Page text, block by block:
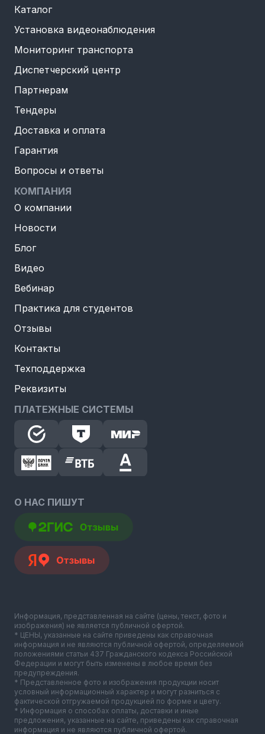
Каталог
Установка видеонаблюдения
Мониторинг транспорта
Диспетчерский центр
Партнерам
Тендеры
Доставка и оплата
Гарантия
Вопросы и ответы
КОМПАНИЯ
О компании
Новости
Блог
Видео
Вебинар
Практика для студентов
Отзывы
Контакты
Техподдержка
Реквизиты
ПЛАТЕЖНЫЕ СИСТЕМЫ
О НАС ПИШУТ
Информация, представленная на сайте (цены, текст, фото и
изображения) не является публичной офертой.
* ЦЕНЫ, указанные на сайте приведены как справочная
информация и не являются публичной офертой, определяемой
положениями статьи 437 Гражданского кодекса Российской
Федерации и могут быть изменены в любое время без
предупреждения.
* Представленное фото и изображения продукции носит
условный информационный характер и могут разниться с
фактической отгружаемой продукцией по форме и цвету.
* Информация о способах оплаты, доставки и иные
предложения, указанные на сайте, приведены как справочная
информация и не являются публичной офертой.